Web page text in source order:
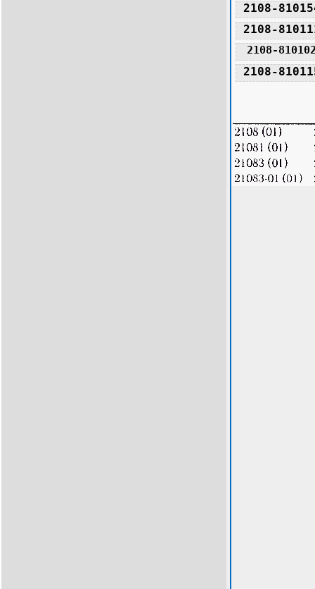
2108-
2108-
2108-
2108-